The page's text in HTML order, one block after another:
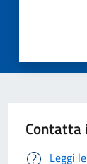
Contatta
Leggi